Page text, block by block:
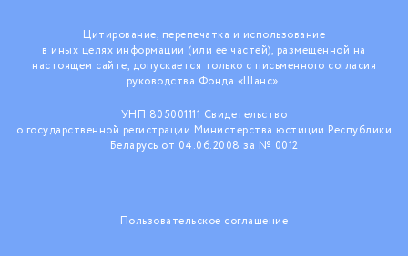
Цитирование, перепечатка и использование
в иных целях информации (или ее частей), размещенной на
настоящем сайте, допускается только с письменного согласия
руководства Фонда «Шанс».
УНП 805001111 Свидетельство
о государственной регистрации Министерства юстиции Республики
Беларусь от 04.06.2008 за № 0012
Пользовательское соглашение